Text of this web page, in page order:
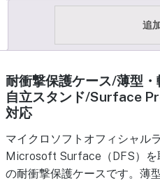
追
耐衝撃保護ケース/薄型
自立スタンド/Surface
対応
マイクロソフトオフィシャル
Microsoft Surface（DFS）
の耐衝撃保護ケースです。薄